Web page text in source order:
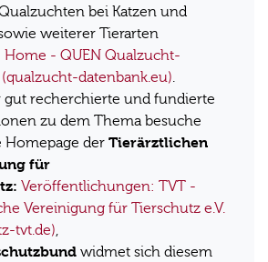
bei Katzen und
weiterer Tierarten
Home - QUEN Qualzucht-
(qualzucht-datenbank.eu).
gut recherchierte und fundierte
zu dem Thema besuche
Homepage der Tierärztlichen
für
Veröffentlichungen: TVT -
Vereinigung für Tierschutz e.V.
tvt.de),
widmet sich diesem